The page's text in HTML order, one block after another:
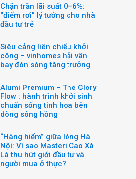
Chặn trần lãi suất 0–6%:
“điểm rơi” lý tưởng cho nhà
đầu tư trẻ
Siêu cảng liên chiểu khởi
công – vinhomes hải vân
bay đón sóng tăng trưởng
Alumi Premium – The Glory
Flow : hành trình khởi sinh
chuẩn sống tinh hoa bên
dòng sông hồng
“Hàng hiếm” giữa lòng Hà
Nội: Vì sao Masteri Cao Xà
Lá thu hút giới đầu tư và
người mua ở thực?